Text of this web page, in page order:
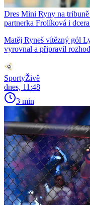
Dres Mini Ryny na
partnerka Frolíková i
Matěj Ryneš vítězný gól
vyrovnal a připravil
SportyŽivě
dnes, 11:48
3 min